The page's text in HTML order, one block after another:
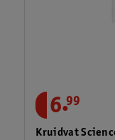
6.99
Kruidvat